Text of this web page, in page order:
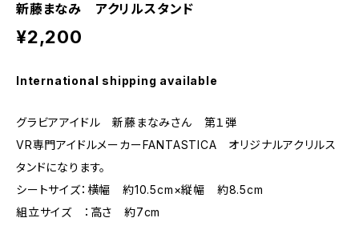
新藤まなみ アクリルスタンド
¥2,200
International shipping available
グラビアアイドル 新藤まなみさん 第１弾
VR専門アイドルメーカーFANTASTICA オリジナルアクリルス
タンドになります。
シートサイズ：横幅 約10.5cm×縦幅 約8.5cm
組立サイズ ：高さ 約7cm